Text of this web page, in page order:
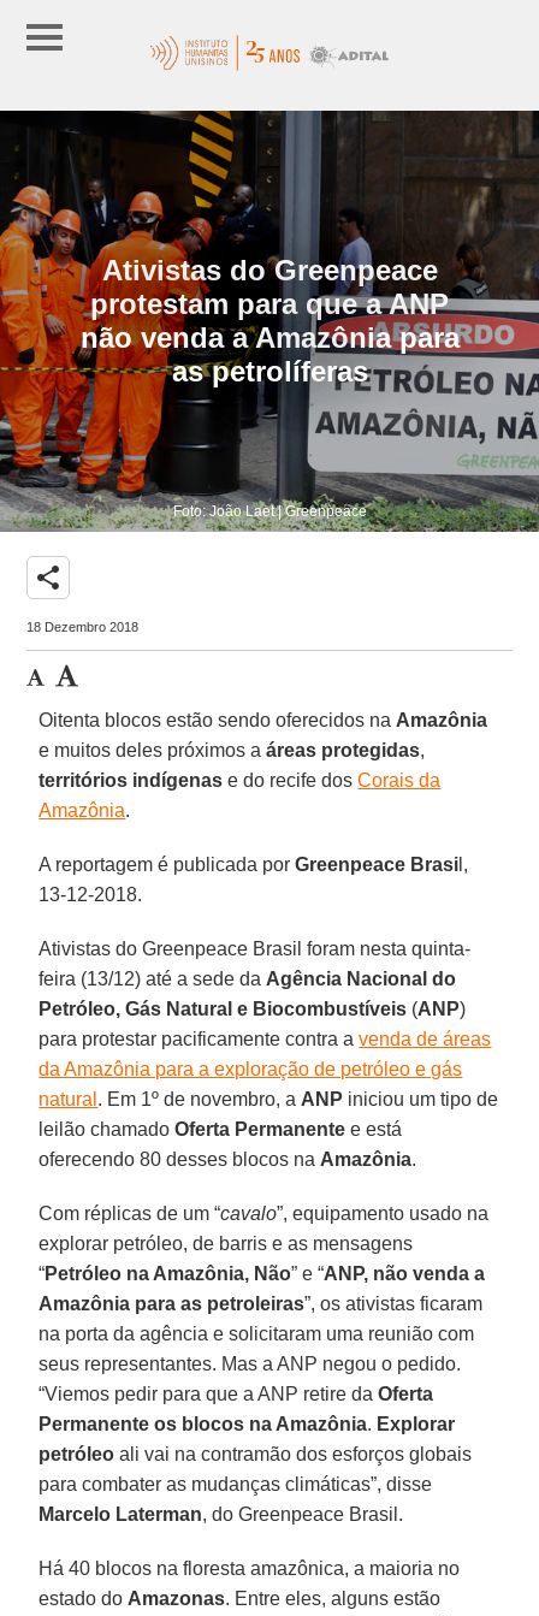
Ativistas do Greenpeace
protestam para que a ANP
não venda a Amazônia para
as petrolíferas
Foto: João Laet | Greenpeace
share
18 Dezembro 2018
Oitenta blocos estão sendo oferecidos na Amazônia
e muitos deles próximos a áreas protegidas,
territórios indígenas e do recife dosCorais da
Amazônia.
A reportagem é publicada porGreenpeace Brasi l,
13-12-2018.
Ativistas do Greenpeace Brasil foram nesta quinta-
feira (13/12) até a sede da Agência Nacional do
Petróleo, Gás Natural e Biocombustíveis (ANP)
para protestar pacificamente contra avenda de áreas
da Amazônia para a exploração de petróleo e gás
natural . Em 1º de novembro, a ANP iniciou um tipo de
leilão chamadoOferta Permanente e está
oferecendo 80 desses blocos na Amazônia.
Com réplicas de um “cavalo”, equipamento usado na
explorar petróleo, de barris e as mensagens
“Petróleo na Amazônia, Não” e “ANP, não venda a
Amazônia para as petroleiras”, os ativistas ficaram
na porta da agência e solicitaram uma reunião com
seus representantes. Mas a ANP negou o pedido.
“Viemos pedir para que a ANP retire da Oferta
Permanente os blocos na Amazônia. Explorar
petróleo ali vai na contramão dos esforços globais
para combater as mudanças climáticas”, disse
Marcelo Laterman, do Greenpeace Brasil.
Há 40 blocos na floresta amazônica, a maioria no
estado do Amazonas. Entre eles, alguns estão